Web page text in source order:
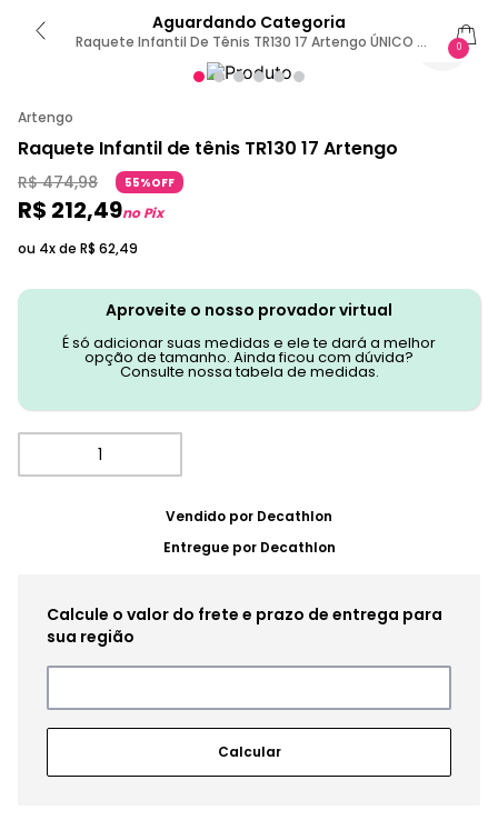
Aguardando Categoria
Raquete Infantil De Tênis TR130 17 Artengo ÚNICO /
0
Artengo
Raquete Infantil de tênis TR130 17 Artengo
R$ 474,98 55%OFF
R$ 212,49no Pix
ou 4x de R$ 62,49
Aproveite o nosso provador virtual
É só adicionar suas medidas e ele te dará a melhor
opção de tamanho. Ainda ficou com dúvida?
Consulte nossa tabela de medidas.
Vendido por Decathlon
Entregue por Decathlon